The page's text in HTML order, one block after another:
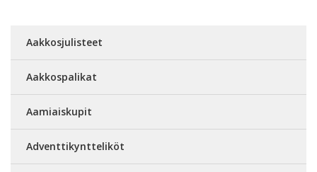
Aakkosjulisteet
Aakkospalikat
Aamiaiskupit
Adventtikyntteliköt